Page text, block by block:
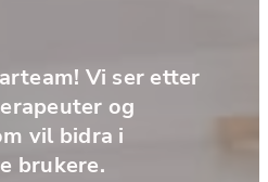
Vi ser etter
og
vil bidra i
brukere.